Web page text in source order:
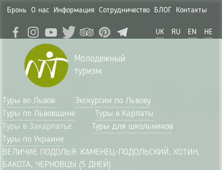
Бронь О нас Информация Сотрудничество БЛОГ Контакты
UK RU EN HE
Молодежный
туризм
Туры во Львов
Экскурсии по Львову
Туры по Львовщине
Туры в Карпаты
Туры в Закарпатье
Туры для школьников
Туры по Украине
ВЕЛИЧИЕ ПОДОЛЬЯ: КАМЕНЕЦ-ПОДОЛЬСКИЙ, ХОТИН,
БАКОТА, ЧЕРНОВЦЫ (5 ДНЕЙ)